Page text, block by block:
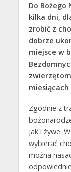
Do Bożego
kilka dni,
zrobić z
dobrze
miejsce w
Zgodnie z
jak i żywe.
wybierać
można